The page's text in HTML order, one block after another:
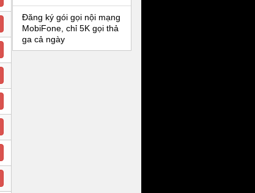
Đăng ký gói gọi nội mạng
MobiFone, chỉ 5K gọi thả
ga cả ngày